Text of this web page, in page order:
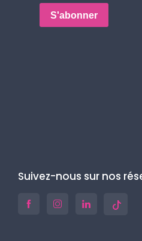
Suivez-nous sur nos